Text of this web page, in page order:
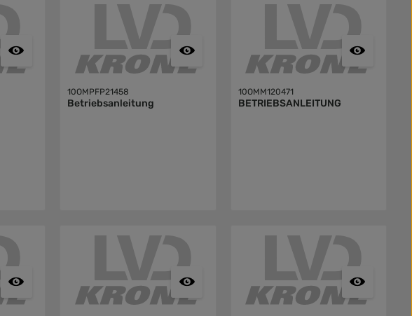
10OMPFP21458
Betriebsanleitung
10OMM120471
BETRIEBSANLEITUNG